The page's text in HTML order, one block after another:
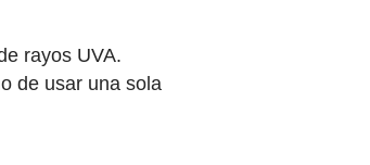
rayos UVA.
de usar una sola